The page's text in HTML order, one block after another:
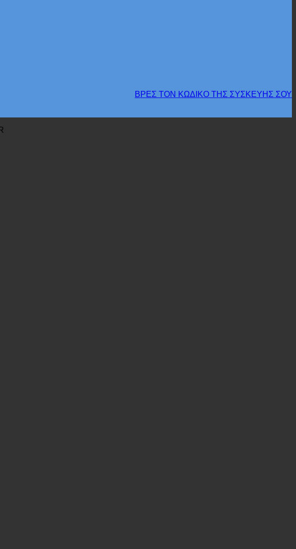
ΒΡΕΣ ΤΟΝ ΚΩΔΙΚΟ ΤΗΣ ΣΥΣΚΕΥΗΣ ΣΟΥ